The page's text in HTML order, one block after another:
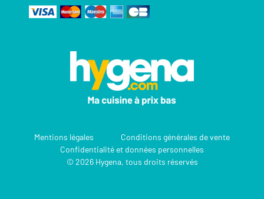
Mentions légales
Conditions générales de vente
Confidentialité et données personnelles
© 2026 Hygena, tous droits réservés